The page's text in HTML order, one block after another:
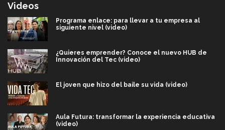
Videos
Programa enlace: para llevar a tu empresa al
siguiente nivel (video)
¿Quieres emprender? Conoce el nuevo HUB de
Innovación del Tec (video)
El joven que hizo del baile su vida (video)
Aula Futura: transformar la experiencia educativa
(video)